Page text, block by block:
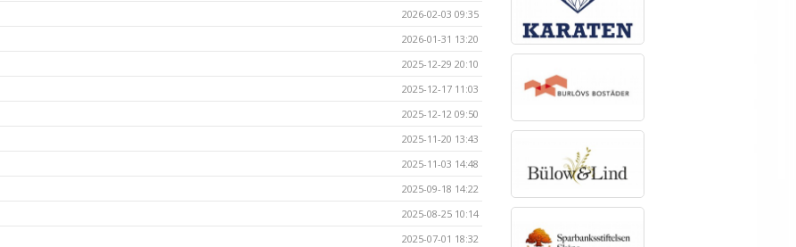
2026-02-03 09:35
2026-01-31 13:20
2025-12-29 20:10
2025-12-17 11:03
2025-12-12 09:50
2025-11-20 13:43
2025-11-03 14:48
2025-09-18 14:22
2025-08-25 10:14
2025-07-01 18:32